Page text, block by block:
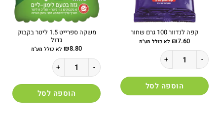
קפה לנדוור 100 גרם שחור
₪7.60 לא כולל מע"מ
כמות של קפה לנדוור 100 גרם שחור
הוספה לסל
משקה ספרייט 1.5 ליטר בקבוק
גדול
₪8.80 לא כולל מע"מ
כמות של משקה ספרייט 1.5 ליטר בקבוק גדול
הוספה לסל